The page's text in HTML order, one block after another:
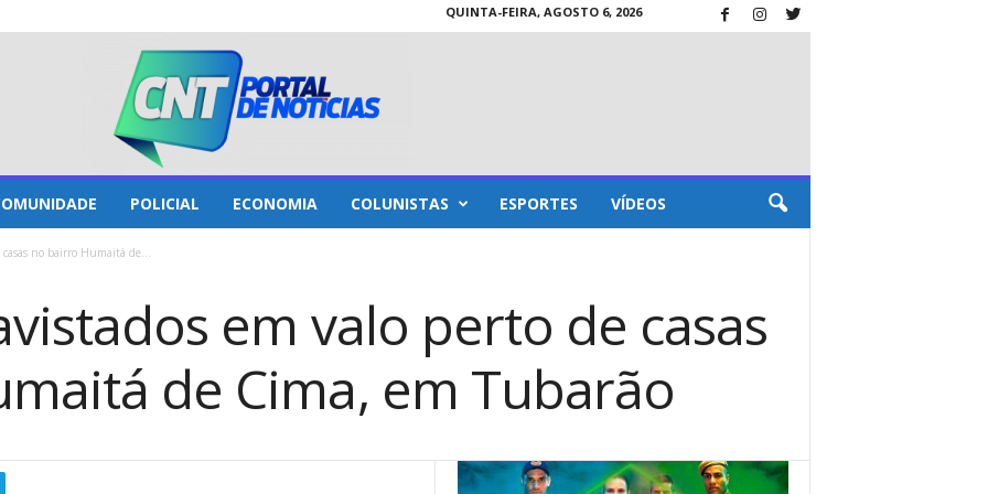
QUINTA-FEIRA, AGOSTO 6, 2026
POLICIAL ECONOMIA COLUNISTAS ESPORTES VÍDEOS
casas no bairro Humaitá de...
em valo perto de casas
de Cima, em Tubarão